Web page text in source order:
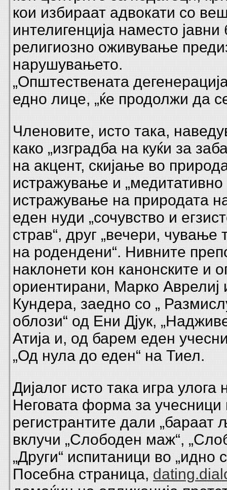
кои избираат адвокати со
интелигенција наместо
религиозно оживување
нарушувањето.
„Општествената
едно лице, „ќе продолжи да
Членовите, исто така,
како „изградба на куќи за
на акцент, скијање во
истражување и
истражување на природата
еден нуди „сочувство и
страв“, друг „вечери, чување
на родендени“. Нивните
наклонети кон канонските и
ориентирани, Марко
Кундера, заедно со „
облози“ од Ени Дјук,
Атија и, од барем еден
„Од нула до еден“ на Тиел.
Дијалог исто така игра улога
Неговата форма за учесници
регистрантите дали „бараат
вклучи „Слободен маж“,
„Други“ испитаници во „идно
Посебна страница,